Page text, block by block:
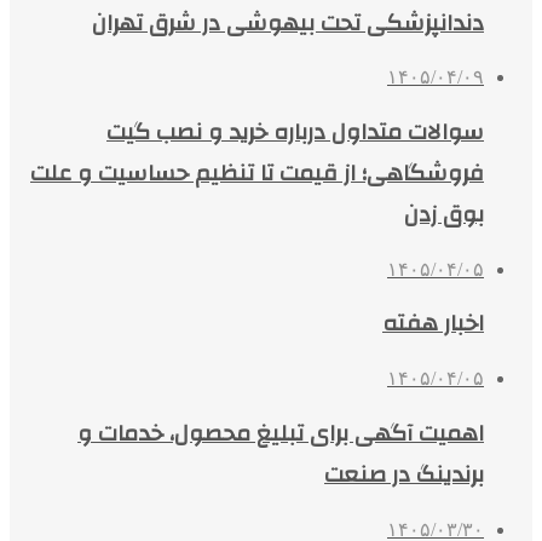
دندانپزشکی تحت بیهوشی در شرق تهران
۱۴۰۵/۰۴/۰۹
سوالات متداول درباره خرید و نصب گیت
فروشگاهی؛ از قیمت تا تنظیم حساسیت و علت
بوق زدن
۱۴۰۵/۰۴/۰۵
اخبار هفته
۱۴۰۵/۰۴/۰۵
اهمیت آگهی برای تبلیغ محصول، خدمات و
برندینگ در صنعت
۱۴۰۵/۰۳/۳۰